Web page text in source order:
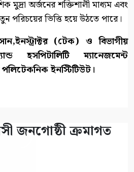
মুদ্রা অর্জনের শক্তিশালী মাধ্যম এবং
পরিচয়ের ভিত্তি হয়ে উঠতে পারে।
(টেক) ও বিভাগীয়
হসপিটালিটি ম্যানেজমেন্ট
পলিটেকনিক ইনস্টিটিউট।
জনগোষ্ঠী ক্রমাগত